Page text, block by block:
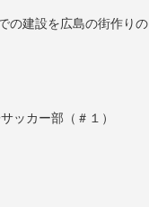
の建設を広島の街作りの
ッカー部（＃１）